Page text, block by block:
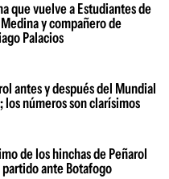
que vuelve a Estudiantes de
y compañero de
Palacios
antes y después del Mundial
los números son clarísimos
de los hinchas de Peñarol
ante Botafogo